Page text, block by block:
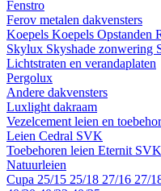
Fenstro
Ferov metalen dakvensters
Koepels Koepels Opstanden
Skylux Skyshade zonwering
Lichtstraten en verandaplaten
Pergolux
Andere dakvensters
Luxlight dakraam
Vezelcement leien en
Leien Cedral SVK
Toebehoren leien Eternit SVK
Natuurleien
Cupa 25/15 25/18 27/16 27/